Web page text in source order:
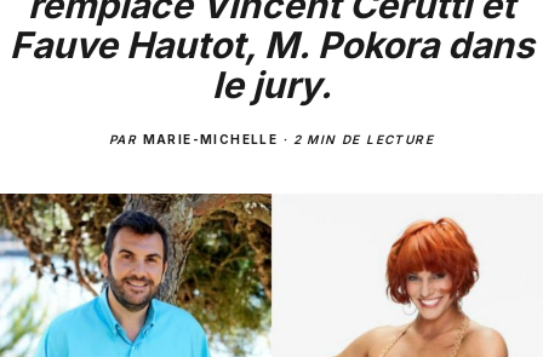
Fauve Hautot, M. Pokora dans
le jury.
PAR MARIE-MICHELLE · 2 MIN DE LECTURE